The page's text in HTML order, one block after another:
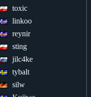
toxic
linkoo
reynir
sting
jilc4ke
tybalt
silw